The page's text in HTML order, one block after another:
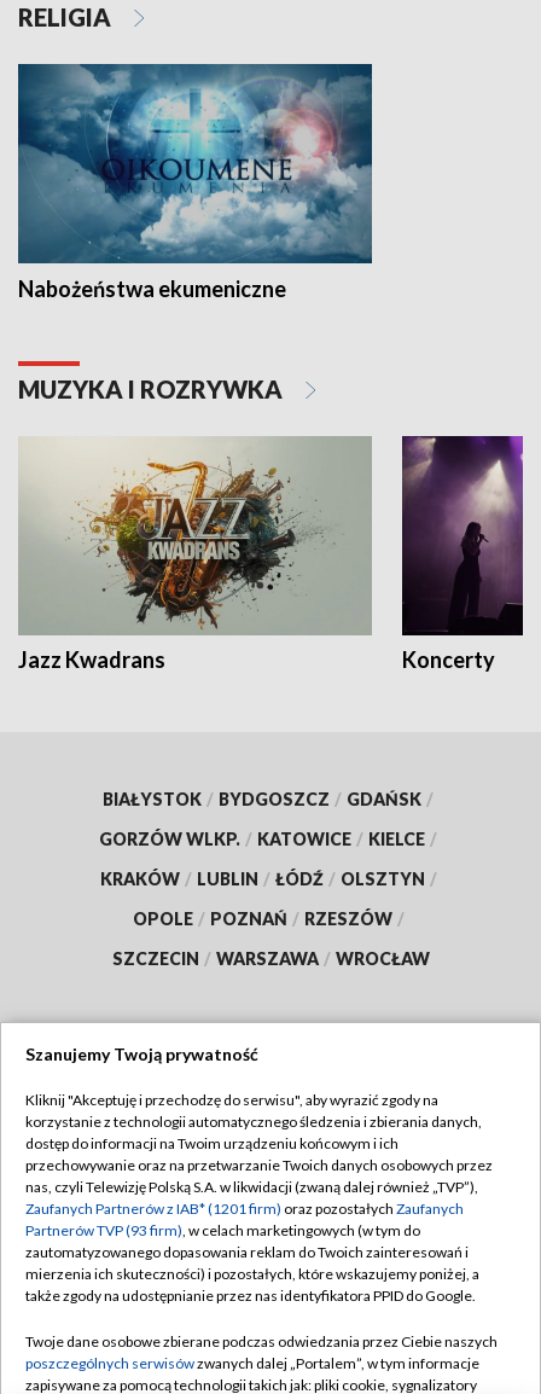
RELIGIA
Nabożeństwa ekumeniczne
MUZYKA I ROZRYWKA
Jazz Kwadrans Koncerty
BIAŁYSTOK / BYDGOSZCZ / GDAŃSK /
GORZÓW WLKP. / KATOWICE / KIELCE /
KRAKÓW / LUBLIN / ŁÓDŹ / OLSZTYN /
OPOLE / POZNAŃ / RZESZÓW /
SZCZECIN / WARSZAWA / WROCŁAW
TVP
Abonament TVP
Emisja w TVP
Centrum informacji TVP
Naziemna Telewizja Cyfrowa
Rada Programowa
Regulamin TVP
Polityka prywatności
Moje zgody
Pomoc
Kontakt
Szanujemy Twoją prywatność
Kliknij "Akceptuję i przechodzę do serwisu", aby wyrazić zgody na
korzystanie z technologii automatycznego śledzenia i zbierania danych,
dostęp do informacji na Twoim urządzeniu końcowym i ich
przechowywanie oraz na przetwarzanie Twoich danych osobowych przez
nas, czyli Telewizję Polską S.A. w likwidacji (zwaną dalej również „TVP”),
Zaufanych Partnerów z IAB* (1201 firm) oraz pozostałych Zaufanych
Partnerów TVP (93 firm), w celach marketingowych (w tym do
zautomatyzowanego dopasowania reklam do Twoich zainteresowań i
mierzenia ich skuteczności) i pozostałych, które wskazujemy poniżej, a
także zgody na udostępnianie przez nas identyfikatora PPID do Google.
Twoje dane osobowe zbierane podczas odwiedzania przez Ciebie naszych
poszczególnych serwisówzwanych dalej „Portalem”, w tym informacje
zapisywane za pomocą technologii takich jak: pliki cookie, sygnalizatory